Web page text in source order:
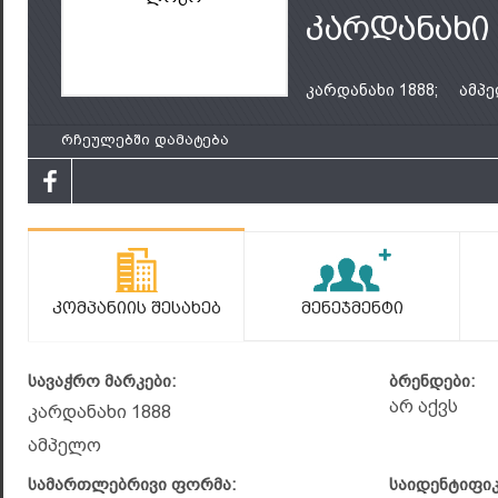
კარდანახი
კარდანახი 1888;
რჩეულებში დამატება
Კომპანიის Შესახებ Მენეჯმენტი
სავაჭრო მარკები:
კარდანახი 1888
ამპელო
ბრენდები:
არ აქვს
სამართლებრივი ფორმა: